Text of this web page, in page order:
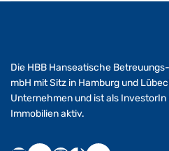
Die HBB Hanseatische
mbH mit Sitz in Hamburg und
Unternehmen und ist als
Immobilien aktiv.